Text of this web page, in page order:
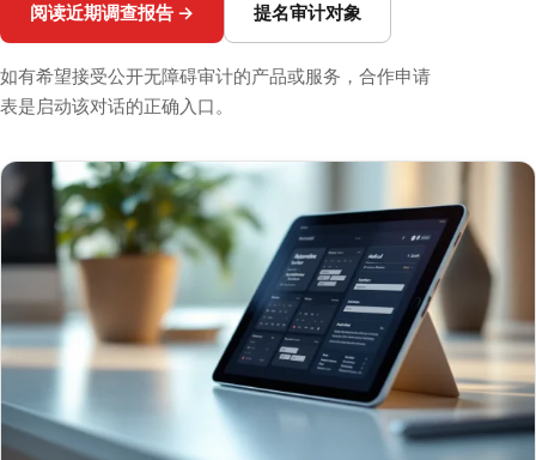
阅读近期调查报告 → 提名审计对象
如有希望接受公开无障碍审计的产品或服务，合作申请
表是启动该对话的正确入口。